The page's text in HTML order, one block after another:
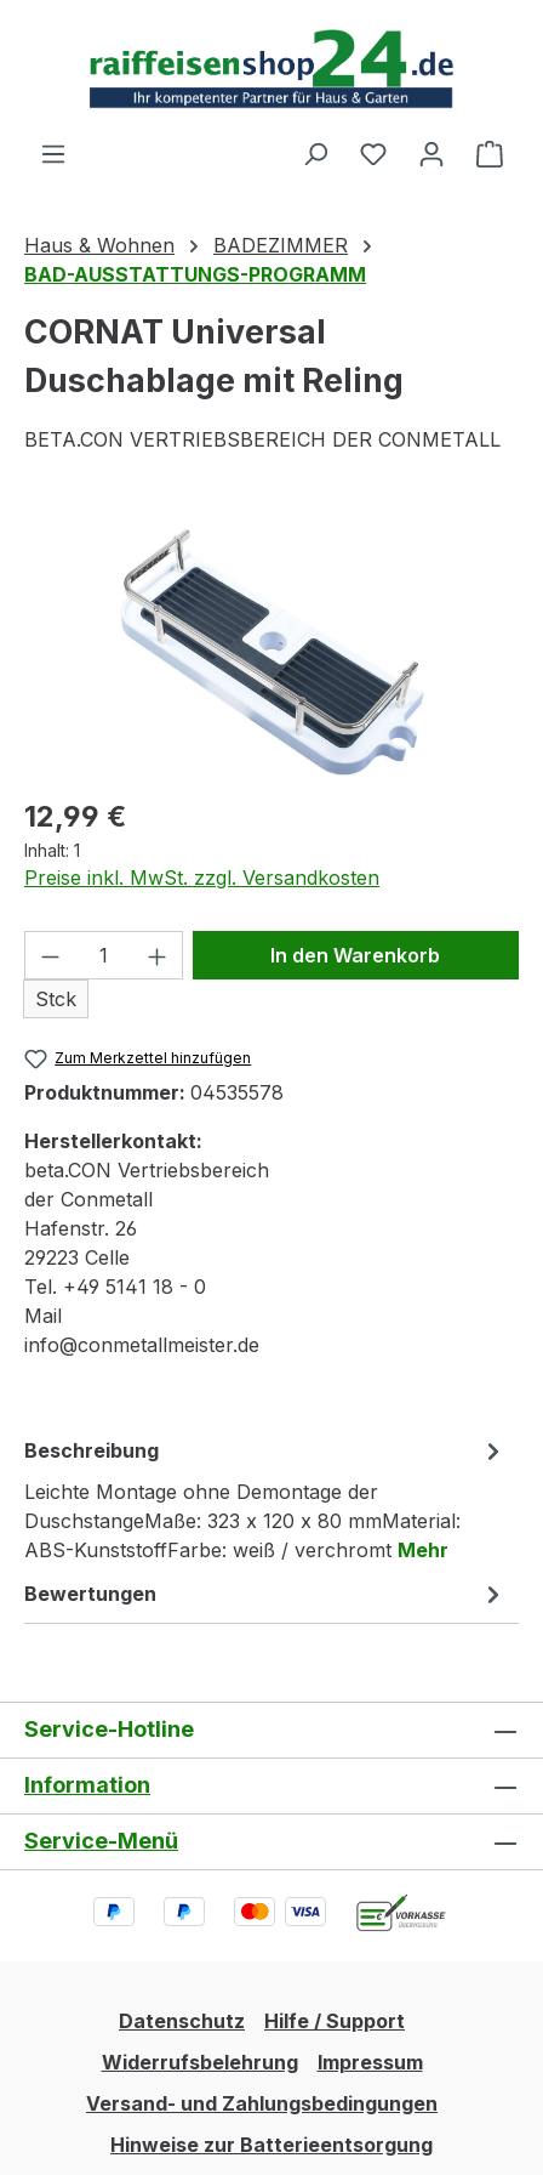
Haus & Wohnen
BADEZIMMER
BAD-AUSSTATTUNGS-PROGRAMM
CORNAT Universal
Duschablage mit Reling
BETA.CON VERTRIEBSBEREICH DER CONMETALL
Regulärer Preis:
12,99 €
Inhalt: 1
Preise inkl. MwSt. zzgl. Versandkosten
Produkt Anzahl: Gib den
Stck
In den Warenkorb
Zum Merkzettel hinzufügen
Produktnummer: 04535578
Herstellerkontakt:
beta.CON Vertriebsbereich
der Conmetall
Hafenstr. 26
29223 Celle
Tel. +49 5141 18 - 0
Mail
info@conmetallmeister.de
Beschreibung
Leichte Montage ohne Demontage der
DuschstangeMaße: 323 x 120 x 80 mmMaterial:
ABS-KunststoffFarbe: weiß / verchromt Mehr
Bewertungen
Service-Hotline
Information
Service-Menü
Datenschutz
Hilfe / Support
Widerrufsbelehrung
Impressum
Versand- und Zahlungsbedingungen
Hinweise zur Batterieentsorgung